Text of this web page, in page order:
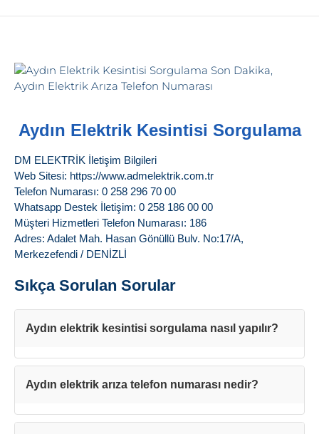
Aydın Elektrik Kesintisi Sorgulama
DM ELEKTRİK İletişim Bilgileri
Web Sitesi: https://www.admelektrik.com.tr
Telefon Numarası: 0 258 296 70 00
Whatsapp Destek İletişim: 0 258 186 00 00
Müşteri Hizmetleri Telefon Numarası: 186
Adres: Adalet Mah. Hasan Gönüllü Bulv. No:17/A,
Merkezefendi / DENİZLİ
Sıkça Sorulan Sorular
Aydın elektrik kesintisi sorgulama nasıl yapılır?
Aydın elektrik arıza telefon numarası nedir?